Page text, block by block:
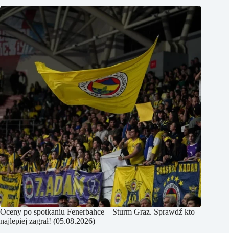
Oceny po spotkaniu Fenerbahce – Sturm Graz. Sprawdź kto
najlepiej zagrał! (05.08.2026)